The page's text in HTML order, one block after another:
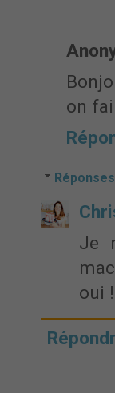
on
Réponses
Je
oui !